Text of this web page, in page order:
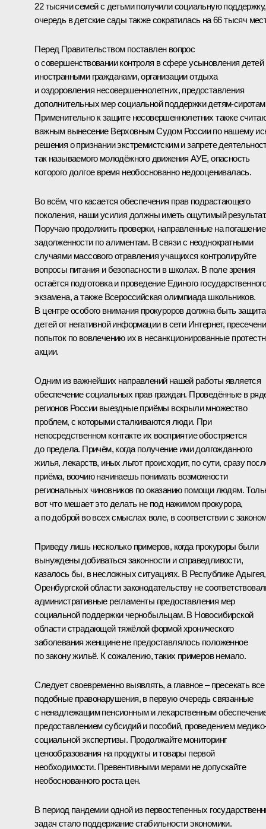
22 тысячи семей с детьми получили социальную поддержку,
очередь в детские сады также сократилась на 66 тысяч
Перед Правительством поставлен вопрос
о совершенствовании контроля в сфере усыновления детей
иностранными гражданами, организации отдыха
и оздоровления несовершеннолетних, предоставления
дополнительных мер социальной поддержки детям-
Применительно к защите несовершеннолетних также
важным вынесение Верховным Судом России по нашему
решения о признании экстремистским и запрете
так называемого молодёжного движения АУЕ, опасность
которого долгое время необоснованно недооценивалась.
Во всём, что касается обеспечения прав подрастающего
поколения, наши усилия должны иметь ощутимый
Поручаю продолжить проверки, направленные на погашение
задолженности по алиментам. В связи с неоднократными
случаями массового отравления учащихся контролируйте
вопросы питания и безопасности в школах. В поле зрения
остаётся подготовка и проведение Единого
экзамена, а также Всероссийская олимпиада школьников.
В центре особого внимания прокуроров должна быть защита
детей от негативной информации в сети Интернет,
попыток по вовлечению их в несанкционированные
акции.
Одним из важнейших направлений нашей работы является
обеспечение социальных прав граждан. Проведённые в
регионов России выездные приёмы вскрыли множество
проблем, с которыми сталкиваются люди. При
непосредственном контакте их восприятие обостряется
до предела. Причём, когда получение ими долгожданного
жилья, лекарств, иных льгот происходит, по сути, сразу
приёма, воочию начинаешь понимать возможности
региональных чиновников по оказанию помощи людям.
вот что мешает это делать не под нажимом прокурора,
а по доброй во всех смыслах воле, в соответствии с
Приведу лишь несколько примеров, когда прокуроры были
вынуждены добиваться законности и справедливости,
казалось бы, в несложных ситуациях. В Республике Адыгея,
Оренбургской области законодательству не
административные регламенты предоставления мер
социальной поддержки чернобыльцам. В Новосибирской
области страдающей тяжёлой формой хронического
заболевания женщине не предоставлялось положенное
по закону жильё. К сожалению, таких примеров немало.
Следует своевременно выявлять, а главное – пресекать все
подобные правонарушения, в первую очередь связанные
с ненадлежащим пенсионным и лекарственным
предоставлением субсидий и пособий, проведением
социальной экспертизы. Продолжайте мониторинг
ценообразования на продукты и товары первой
необходимости. Превентивными мерами не допускайте
необоснованного роста цен.
В период пандемии одной из первостепенных
задач стало поддержание стабильности экономики.